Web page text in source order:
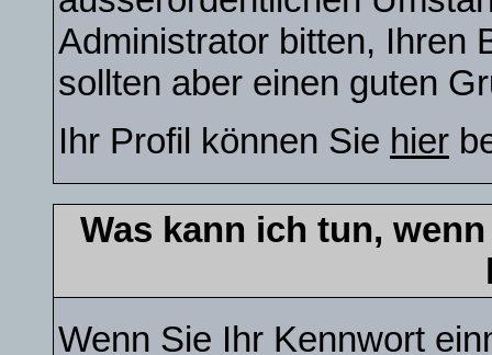
Administrator bitten, Ihren
sollten aber einen guten
Ihr Profil können Sie hier
Was kann ich tun,
Wenn Sie Ihr Kennwort